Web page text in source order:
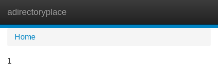
adirectoryplace
Home
1